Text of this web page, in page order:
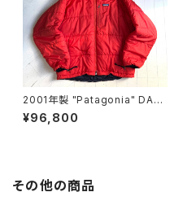
2001年製 "Patagonia" DAS
PARKA
¥96,800
その他の商品